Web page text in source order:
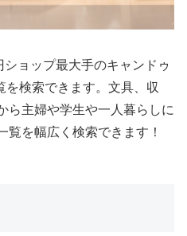
ョップ最大手のキャンドゥ
を検索できます。文具、収
ら主婦や学生や一人暮らしに
覧を幅広く検索できます！